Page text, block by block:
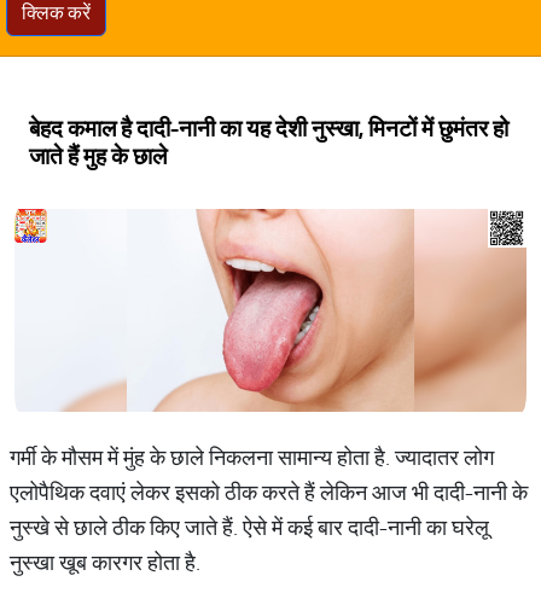
क्लिक करें
बेहद कमाल है दादी-नानी का यह देशी नुस्खा, मिनटों में छुमंतर हो
जाते हैं मुह के छाले
गर्मी के मौसम में मुंह के छाले निकलना सामान्य होता है. ज्यादातर लोग
एलोपैथिक दवाएं लेकर इसको ठीक करते हैं लेकिन आज भी दादी-नानी के
नुस्खे से छाले ठीक किए जाते हैं. ऐसे में कई बार दादी-नानी का घरेलू
नुस्खा खूब कारगर होता है.